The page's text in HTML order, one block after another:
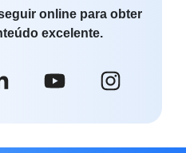
online para obter
excelente.